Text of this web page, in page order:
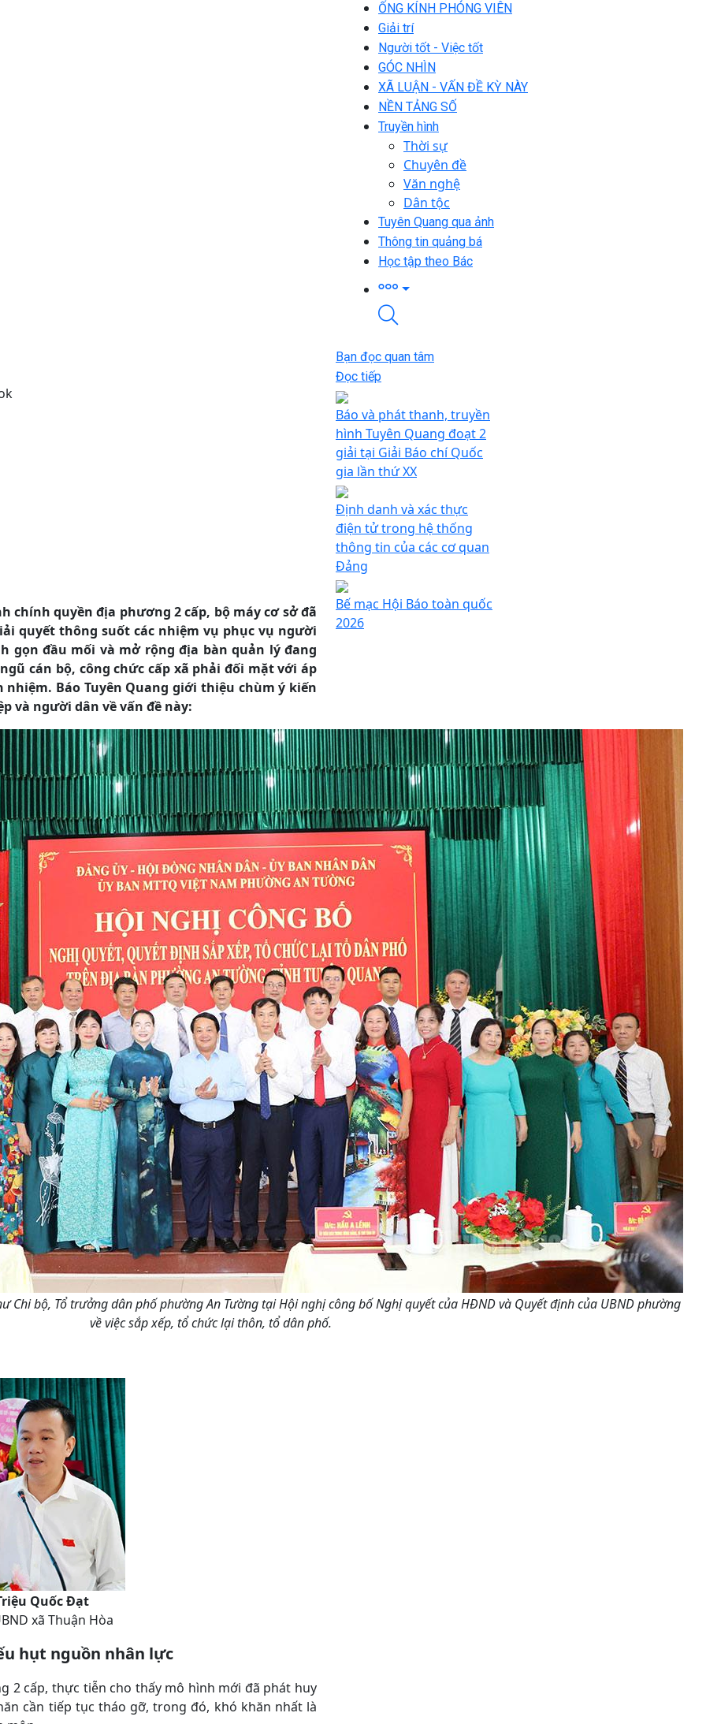
ỐNG KÍNH PHÓNG VIÊN
Giải trí
Người tốt - Việc tốt
GÓC NHÌN
XÃ LUẬN - VẤN ĐỀ KỲ NÀY
NỀN TẢNG SỐ
Truyền hình
Thời sự
Chuyên đề
Văn nghệ
Dân tộc
Tuyên Quang qua ảnh
Thông tin quảng bá
Học tập theo Bác
quyền địa phương 2 cấp, bộ máy cơ sở đã
quyết thông suốt các nhiệm vụ phục vụ người
gọn đầu mối và mở rộng địa bàn quản lý đang
cán bộ, công chức cấp xã phải đối mặt với áp
Báo Tuyên Quang giới thiệu chùm ý kiến
và người dân về vấn đề này:
Chi bộ, Tổ trưởng dân phố phường An Tường tại Hội nghị công bố Nghị quyết của HĐND và Quyết định của UBND phường
về việc sắp xếp, tổ chức lại thôn, tổ dân phố.
Quốc Đạt
xã Thuận Hòa
hụt nguồn nhân lực
2 cấp, thực tiễn cho thấy mô hình mới đã phát huy
cần tiếp tục tháo gỡ, trong đó, khó khăn nhất là
Bạn đọc quan tâm
Đọc tiếp
Báo và phát thanh, truyền
hình Tuyên Quang đoạt 2
giải tại Giải Báo chí Quốc
gia lần thứ XX
Định danh và xác thực
điện tử trong hệ thống
thông tin của các cơ quan
Đảng
Bế mạc Hội Báo toàn quốc
2026